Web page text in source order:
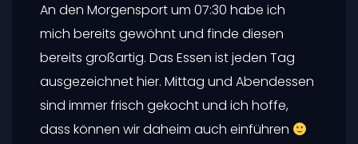
An den Morgensport um 07:30 habe ich
mich bereits gewöhnt und finde diesen
bereits großartig. Das Essen ist jeden Tag
ausgezeichnet hier. Mittag und Abendessen
sind immer frisch gekocht und ich hoffe,
dass können wir daheim auch einführen